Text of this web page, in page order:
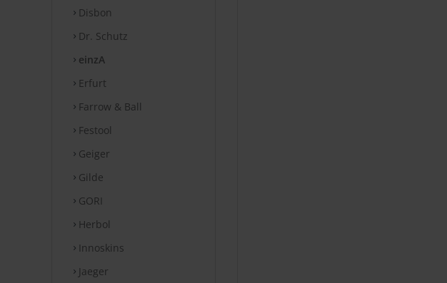
Disbon
Dr. Schutz
einzA
Erfurt
Farrow & Ball
Festool
Geiger
Gilde
GORI
Herbol
Innoskins
Jaeger